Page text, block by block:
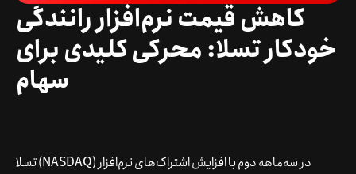
کاهش قیمت نرم‌افزار رانندگی
خودکار تسلا: محرکی کلیدی برای
سهام
تسلا (NASDAQ) در سه‌ماهه دوم با افزایش اشتراک‌های نرم‌افزار